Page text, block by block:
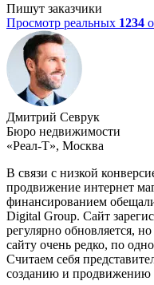
Пишут заказчики
Просмотр реальных 1234
Дмитрий Севрук
Бюро недвижимости
«Реал-Т», Москва
В связи с низкой
продвижение интернет
финансированием
Digital Group. Сайт
регулярно обновляется,
сайту очень редко, по
Считаем себя
созданию и продвижению